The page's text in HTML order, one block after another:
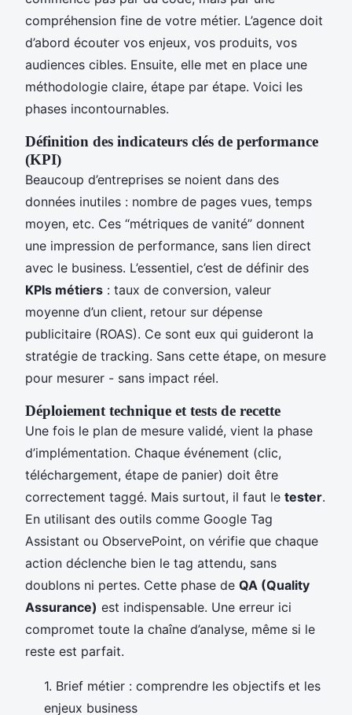
compréhension fine de votre métier. L’agence doit
d’abord écouter vos enjeux, vos produits, vos
audiences cibles. Ensuite, elle met en place une
méthodologie claire, étape par étape. Voici les
phases incontournables.
Définition des indicateurs clés de performance
(KPI)
Beaucoup d’entreprises se noient dans des
données inutiles : nombre de pages vues, temps
moyen, etc. Ces “métriques de vanité” donnent
une impression de performance, sans lien direct
avec le business. L’essentiel, c’est de définir des
KPIs métiers : taux de conversion, valeur
moyenne d’un client, retour sur dépense
publicitaire (ROAS). Ce sont eux qui guideront la
stratégie de tracking. Sans cette étape, on mesure
pour mesurer - sans impact réel.
Déploiement technique et tests de recette
Une fois le plan de mesure validé, vient la phase
d’implémentation. Chaque événement (clic,
téléchargement, étape de panier) doit être
correctement taggé. Mais surtout, il faut le tester.
En utilisant des outils comme Google Tag
Assistant ou ObservePoint, on vérifie que chaque
action déclenche bien le tag attendu, sans
doublons ni pertes. Cette phase de QA (Quality
Assurance) est indispensable. Une erreur ici
compromet toute la chaîne d’analyse, même si le
reste est parfait.
1. Brief métier : comprendre les objectifs et les
enjeux business